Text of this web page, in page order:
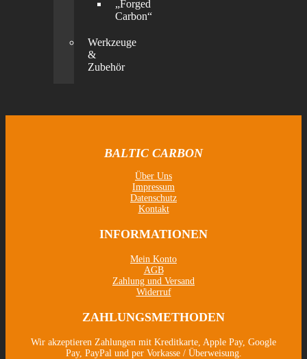
„Forged
Carbon“
Werkzeuge
&
Zubehör
BALTIC CARBON
Über Uns
Impressum
Datenschutz
Kontakt
INFORMATIONEN
Mein Konto
AGB
Zahlung und Versand
Widerruf
ZAHLUNGSMETHODEN
Wir akzeptieren Zahlungen mit Kreditkarte, Apple Pay, Google
Pay, PayPal und per Vorkasse / Überweisung.